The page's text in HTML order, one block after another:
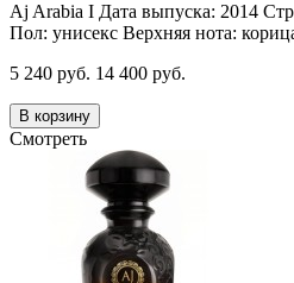
Aj Arabia I Дата выпуска: 2014
Пол: унисекс Верхняя нота:
5 240 руб. 14 400 руб.
В корзину
Смотреть